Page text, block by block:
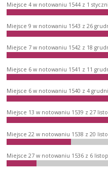
Miejsce 4 w notowaniu 1544 z 1
Miejsce 9 w notowaniu 1543 z 26
Miejsce 7 w notowaniu 1542 z 18
Miejsce 6 w notowaniu 1541 z 11
Miejsce 6 w notowaniu 1540 z 4
Miejsce 13 w notowaniu 1539 z 27
Miejsce 22 w notowaniu 1538 z 20
Miejsce 27 w notowaniu 1536 z 6